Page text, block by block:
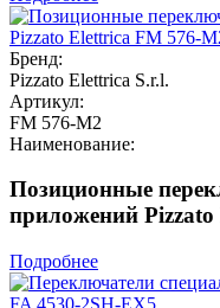
Бренд:
Pizzato Elettrica S.r.l.
Артикул:
FM 576-M2
Наименование:
Позиционные
приложений
Подробнее